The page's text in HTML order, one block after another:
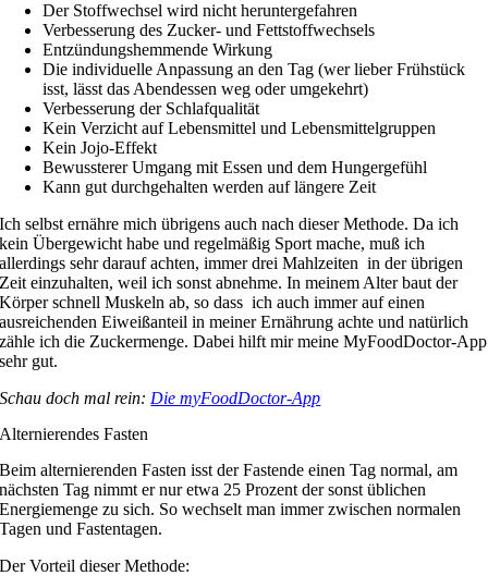
Der Stoffwechsel wird nicht heruntergefahren
Verbesserung des Zucker- und Fettstoffwechsels
Entzündungshemmende Wirkung
Die individuelle Anpassung an den Tag (wer lieber Frühstück
isst, lässt das Abendessen weg oder umgekehrt)
Verbesserung der Schlafqualität
Kein Verzicht auf Lebensmittel und Lebensmittelgruppen
Kein Jojo-Effekt
Bewussterer Umgang mit Essen und dem Hungergefühl
Kann gut durchgehalten werden auf längere Zeit
Ich selbst ernähre mich übrigens auch nach dieser Methode. Da ich
kein Übergewicht habe und regelmäßig Sport mache, muß ich
allerdings sehr darauf achten, immer drei Mahlzeiten in der übrigen
Zeit einzuhalten, weil ich sonst abnehme. In meinem Alter baut der
Körper schnell Muskeln ab, so dass ich auch immer auf einen
ausreichenden Eiweißanteil in meiner Ernährung achte und natürlich
zähle ich die Zuckermenge. Dabei hilft mir meine MyFoodDoctor-App
sehr gut.
Schau doch mal rein: Die myFoodDoctor-App
Alternierendes Fasten
Beim alternierenden Fasten isst der Fastende einen Tag normal, am
nächsten Tag nimmt er nur etwa 25 Prozent der sonst üblichen
Energiemenge zu sich. So wechselt man immer zwischen normalen
Tagen und Fastentagen.
Der Vorteil dieser Methode: